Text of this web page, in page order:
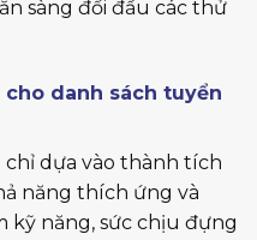
sàng đối đầu các thử
danh sách tuyển
dựa vào thành tích
năng thích ứng và
kỹ năng, sức chịu đựng